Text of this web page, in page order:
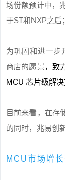
场份额预计中，
于ST和NXP之后；
为巩固和进一步
商店的愿景，致
MCU 芯片级解决
目前来看，在存
的同时，兆易创
MCU市场增